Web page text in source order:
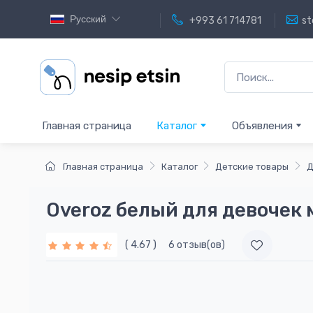
Русский +993 61 714781
Главная страница Каталог Объявления
Главная страница Каталог Детские товары
Overoz белый для девочек
( 4.67 ) 6 отзыв(ов)